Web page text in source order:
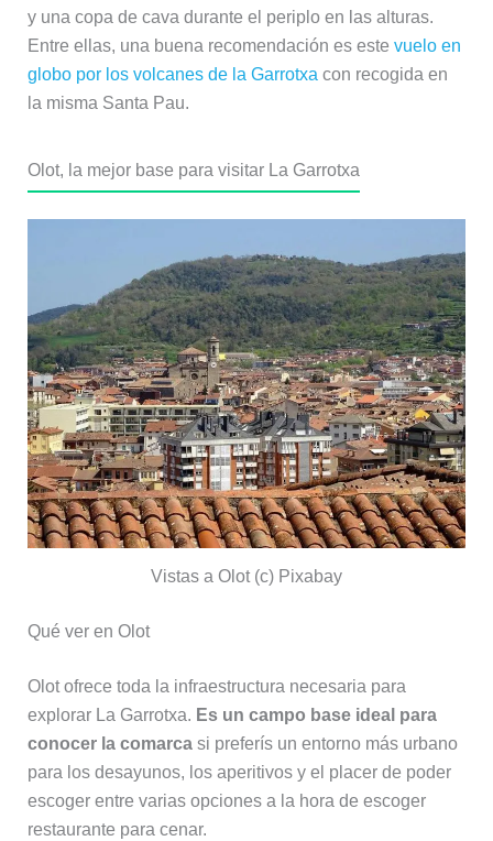
y una copa de cava durante el periplo en las alturas.
Entre ellas, una buena recomendación es este vuelo en
globo por los volcanes de la Garrotxa con recogida en
la misma Santa Pau.
Olot, la mejor base para visitar La Garrotxa
Vistas a Olot (c) Pixabay
Qué ver en Olot
Olot ofrece toda la infraestructura necesaria para
explorar La Garrotxa. Es un campo base ideal para
conocer la comarcasi preferís un entorno más urbano
para los desayunos, los aperitivos y el placer de poder
escoger entre varias opciones a la hora de escoger
restaurante para cenar.